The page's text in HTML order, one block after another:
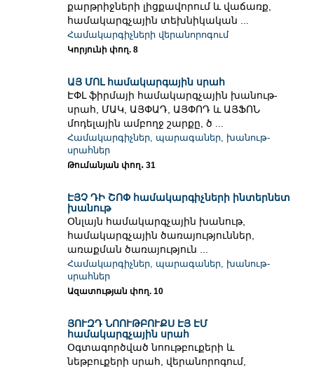
քարթրիջների լիցքավորում և վաճառք,
համակարգչային տեխնիկական ...
Համակարգիչների վերանորոգում
Կորյունի փող. 8
ԱՅ ՄՈԼ համակարգային սրահ
ԷՓԼ ֆիրմայի համակարգչային խանութ-
սրահ, ՄԱԿ, ԱՅՓԱԴ, ԱՅՓՈԴ և ԱՅՖՈՆ
մոդելային ամբողջ շարքը, ծ ...
Համակարգիչներ, պարագաներ, խանութ-
սրահներ
Թումանյան փող․ 31
ԷՅՉ ԴԻ ՇՈՓ համակարգիչների ինտերնետ
խանութ
Օնլայն համակարգչային խանութ,
համակարգչային ծառայություններ,
առաքման ծառայություն ...
Համակարգիչներ, պարագաներ, խանութ-
սրահներ
Ազատության փող. 10
ՅՈՒԶԴ ՆՈՈՒԹԲՈՒՔՍ ԷՅ ԷՄ
համակարգչային սրահ
Օգտագործված նոութբուքերի և
նեթբուքերի սրահ, վերանորոգում,